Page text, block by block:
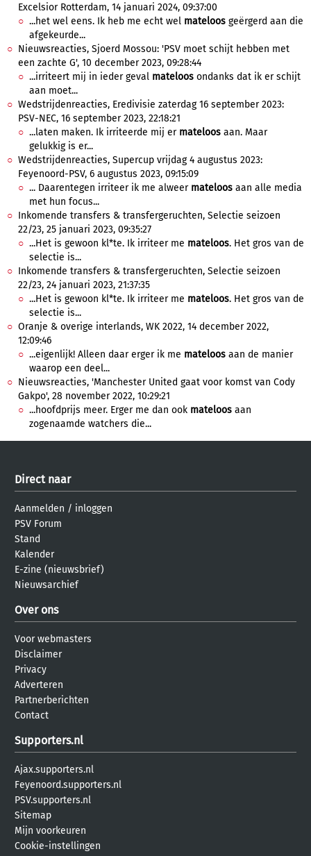
Excelsior Rotterdam, 14 januari 2024, 09:37:00
...het wel eens. Ik heb me echt wel mateloos geërgerd aan die
afgekeurde...
Nieuwsreacties, Sjoerd Mossou: 'PSV moet schijt hebben met
een zachte G', 10 december 2023, 09:28:44
...irriteert mij in ieder geval mateloos ondanks dat ik er schijt
aan moet...
Wedstrijdenreacties, Eredivisie zaterdag 16 september 2023:
PSV-NEC, 16 september 2023, 22:18:21
...laten maken. Ik irriteerde mij er mateloos aan. Maar
gelukkig is er...
Wedstrijdenreacties, Supercup vrijdag 4 augustus 2023:
Feyenoord-PSV, 6 augustus 2023, 09:15:09
... Daarentegen irriteer ik me alweer mateloos aan alle media
met hun focus...
Inkomende transfers & transfergeruchten, Selectie seizoen
22/23, 25 januari 2023, 09:35:27
...Het is gewoon kl*te. Ik irriteer me mateloos. Het gros van de
selectie is...
Inkomende transfers & transfergeruchten, Selectie seizoen
22/23, 24 januari 2023, 21:37:35
...Het is gewoon kl*te. Ik irriteer me mateloos. Het gros van de
selectie is...
Oranje & overige interlands, WK 2022, 14 december 2022,
12:09:46
...eigenlijk! Alleen daar erger ik me mateloos aan de manier
waarop een deel...
Nieuwsreacties, 'Manchester United gaat voor komst van Cody
Gakpo', 28 november 2022, 10:29:21
...hoofdprijs meer. Erger me dan ook mateloos aan
zogenaamde watchers die...
Direct naar
Aanmelden / inloggen
PSV Forum
Stand
Kalender
E-zine (nieuwsbrief)
Nieuwsarchief
Over ons
Voor webmasters
Disclaimer
Privacy
Adverteren
Partnerberichten
Contact
Supporters.nl
Ajax.supporters.nl
Feyenoord.supporters.nl
PSV.supporters.nl
Sitemap
Mijn voorkeuren
Cookie-instellingen